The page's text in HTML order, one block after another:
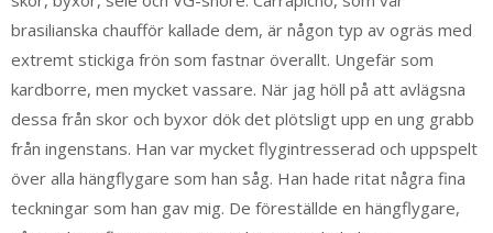
brasilianska chaufför kallade dem, är någon typ av ogräs med
extremt stickiga frön som fastnar överallt. Ungefär som
kardborre, men mycket vassare. När jag höll på att avlägsna
dessa från skor och byxor dök det plötsligt upp en ung grabb
från ingenstans. Han var mycket flygintresserad och uppspelt
över alla hängflygare som han såg. Han hade ritat några fina
teckningar som han gav mig. De föreställde en hängflygare,